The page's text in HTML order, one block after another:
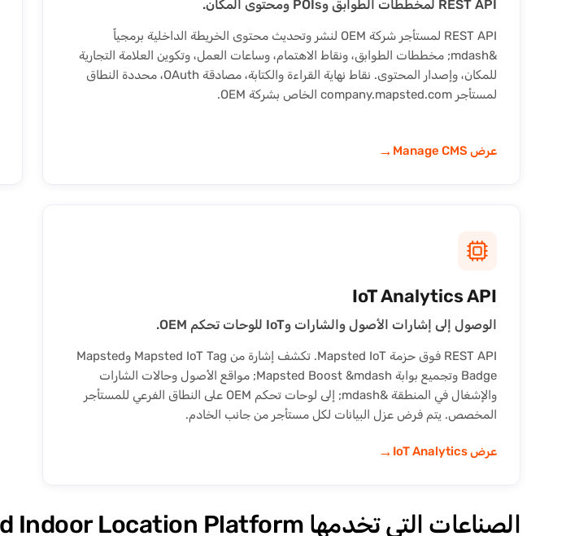
REST API لمخططات الطوابق وPOIs ومحتوى المكان.
REST API لمستأجر شركة OEM لنشر وتحديث محتوى الخريطة الداخلية برمجياً
&mdash; مخططات الطوابق، ونقاط الاهتمام، وساعات العمل، وتكوين العلامة التجارية
للمكان، وإصدار المحتوى. نقاط نهاية القراءة والكتابة، مصادقة OAuth، محددة النطاق
لمستأجر company.mapsted.com الخاص بشركة OEM.
عرض Manage CMS →
IoT Analytics API
الوصول إلى إشارات الأصول والشارات وIoT للوحات تحكم OEM.
REST API فوق حزمة Mapsted IoT. تكشف إشارة من Mapsted IoT Tag وMapsted
Badge وتجميع بوابة Mapsted Boost &mdash; مواقع الأصول وحالات الشارات
والإشغال في المنطقة &mdash; إلى لوحات تحكم OEM على النطاق الفرعي للمستأجر
المخصص. يتم فرض عزل البيانات لكل مستأجر من جانب الخادم.
عرض IoT Analytics →
الصناعات التي تخدمها Mapsted Indoor Location Platform لشركات OEM